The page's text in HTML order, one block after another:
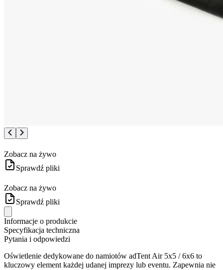
Zobacz na żywo
Sprawdź pliki
Zobacz na żywo
Sprawdź pliki
Informacje o produkcie
Specyfikacja techniczna
Pytania i odpowiedzi
Oświetlenie dedykowane do namiotów adTent Air 5x5 / 6x6 to
kluczowy element każdej udanej imprezy lub eventu. Zapewnia nie